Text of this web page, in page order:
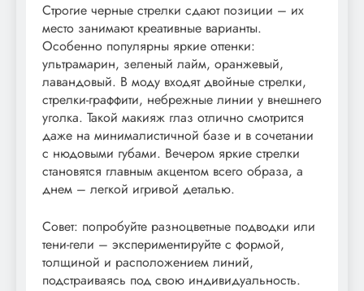
Строгие черные стрелки сдают позиции – их
место занимают креативные варианты.
Особенно популярны яркие оттенки:
ультрамарин, зеленый лайм, оранжевый,
лавандовый. В моду входят двойные стрелки,
стрелки-граффити, небрежные линии у внешнего
уголка. Такой макияж глаз отлично смотрится
даже на минималистичной базе и в сочетании
с нюдовыми губами. Вечером яркие стрелки
становятся главным акцентом всего образа, а
днем – легкой игривой деталью.
Совет: попробуйте разноцветные подводки или
тени-гели – экспериментируйте с формой,
толщиной и расположением линий,
подстраиваясь под свою индивидуальность.